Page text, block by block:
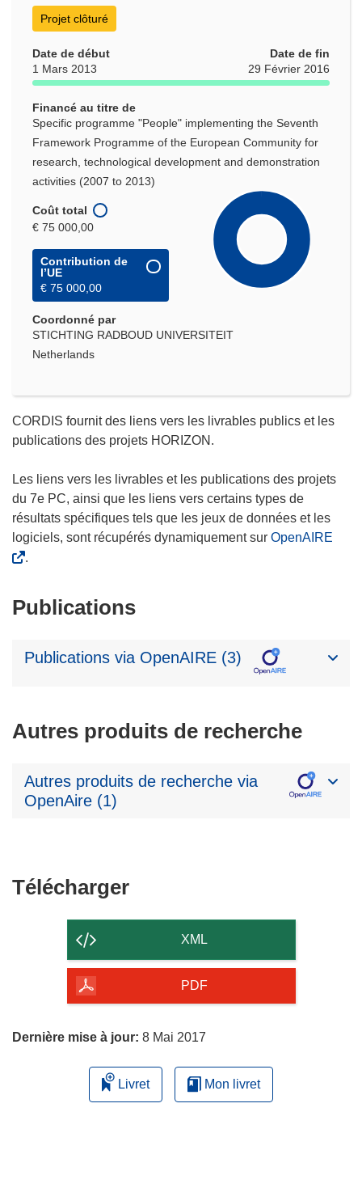
Projet clôturé
Date de début
1 Mars 2013
Date de fin
29 Février 2016
Financé au titre de
Specific programme "People" implementing the Seventh
Framework Programme of the European Community for
research, technological development and demonstration
activities (2007 to 2013)
Coût total
€ 75 000,00
Contribution de
l’UE
€ 75 000,00
Coordonné par
STICHTING RADBOUD UNIVERSITEIT
Netherlands
CORDIS fournit des liens vers les livrables publics et les
publications des projets HORIZON.
Les liens vers les livrables et les publications des projets
du 7e PC, ainsi que les liens vers certains types de
résultats spécifiques tels que les jeux de données et les
logiciels, sont récupérés dynamiquement sur OpenAIRE
.
Publications
Publications via OpenAIRE (3)
Autres produits de recherche
Autres produits de recherche via
OpenAire (1)
TéléchargerTélécharger
contenu
de
page
XML
PDF
Dernière mise à jour: 8 Mai 2017
Livret Mon livret